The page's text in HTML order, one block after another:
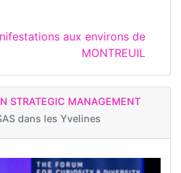
aux environs de
MONTREUIL
STRATEGIC MANAGEMENT
dans les Yvelines